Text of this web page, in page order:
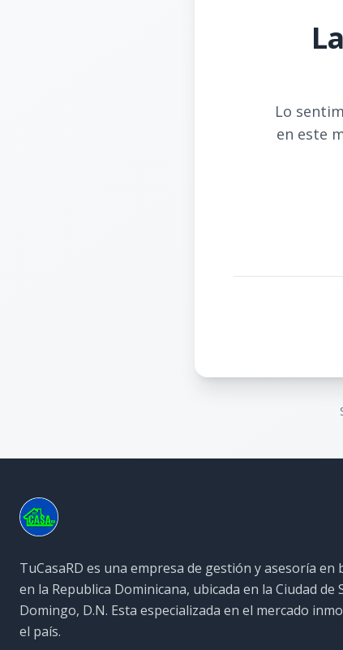
Lo
en este
TuCasaRD es una empresa de gestión y asesoría en
en la Republica Dominicana, ubicada en la Ciudad de
Domingo, D.N. Esta especializada en el mercado
el país.